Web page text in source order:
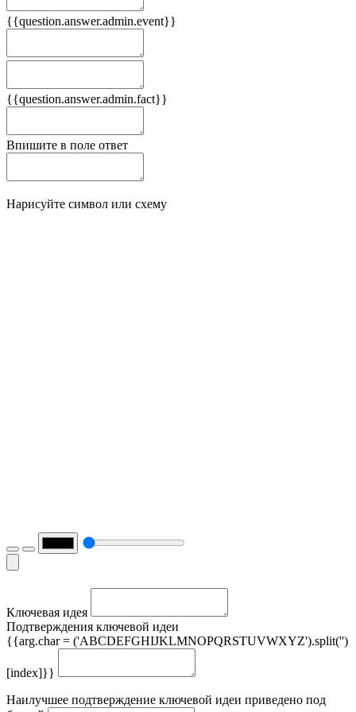
{{question.answer.admin.event}}
{{question.answer.admin.fact}}
Впишите в поле ответ
Нарисуйте символ или схему
Ключевая идея
Подтверждения ключевой идеи
{{arg.char = ('ABCDEFGHIJKLMNOPQRSTUVWXYZ').split('')
[index]}}
Наилучшее подтверждение ключевой идеи приведено под